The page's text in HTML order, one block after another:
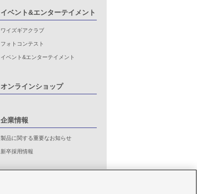
イベント&エンターテイメント
ワイズギアクラブ
フォトコンテスト
イベント&エンターテイメント
オンラインショップ
企業情報
製品に関する重要なお知らせ
新卒採用情報